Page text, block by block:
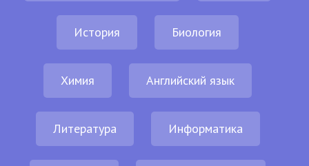
История Биология
Химия Английский язык
Литература Информатика